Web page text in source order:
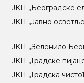
ЈКП „Београдске
ЈКП „Јавно
ЈКП „Зеленило
ЈКП „Градске
ЈКП „Градска